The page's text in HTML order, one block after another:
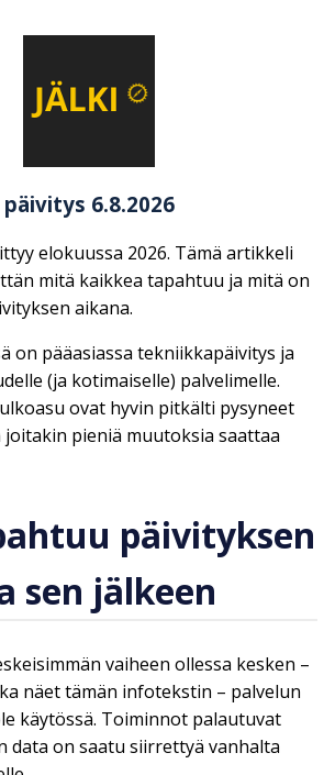
6.8.2026
elokuussa 2026. Tämä artikkeli
mitä kaikkea tapahtuu ja mitä on
aikana.
on pääasiassa tekniikkapäivitys ja
(ja kotimaiselle) palvelimelle.
ovat hyvin pitkälti pysyneet
pieniä muutoksia saattaa
päivityksen
sen jälkeen
vaiheen ollessa kesken –
näet tämän infotekstin – palvelun
käytössä. Toiminnot palautuvat
data on saatu siirrettyä vanhalta